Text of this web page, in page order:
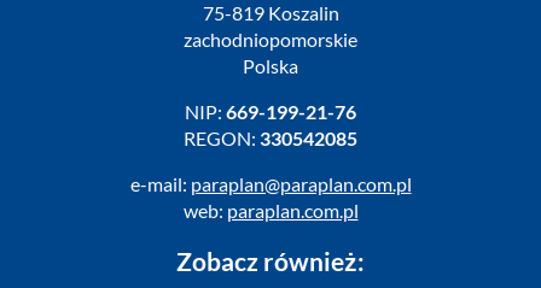
75-819 Koszalin
zachodniopomorskie
Polska
NIP: 669-199-21-76
REGON: 330542085
e-mail: paraplan@paraplan.com.pl
web: paraplan.com.pl
Zobacz również: